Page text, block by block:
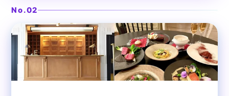
No.02
表参道 ダイニングバー
IDOL